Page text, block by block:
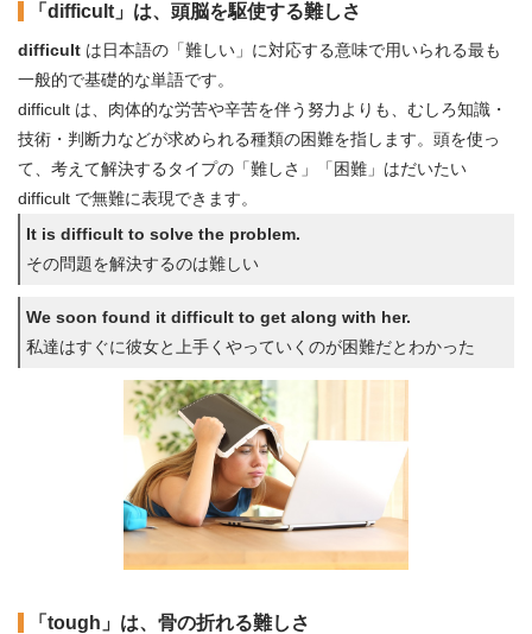
「difficult」は、頭脳を駆使する難しさ
difficult は日本語の「難しい」に対応する意味で用いられる最も
一般的で基礎的な単語です。
difficult は、肉体的な労苦や辛苦を伴う努力よりも、むしろ知識・
技術・判断力などが求められる種類の困難を指します。頭を使っ
て、考えて解決するタイプの「難しさ」「困難」はだいたい
difficult で無難に表現できます。
It is difficult to solve the problem.
その問題を解決するのは難しい
We soon found it difficult to get along with her.
私達はすぐに彼女と上手くやっていくのが困難だとわかった
「tough」は、骨の折れる難しさ